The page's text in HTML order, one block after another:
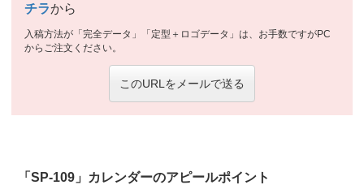
チラから
入稿方法が「完全データ」「定型＋ロゴデータ」は、お手数ですがPC
からご注文ください。
このURLをメールで送る
「SP-109」カレンダーのアピールポイント